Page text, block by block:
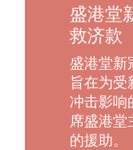
盛港堂
救济款
盛港堂新
旨在为受
冲击影响
席盛港堂
的援助。